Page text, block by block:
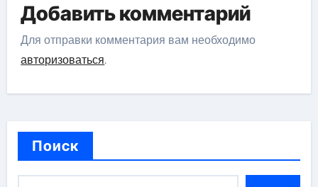
Добавить комментарий
Для отправки комментария вам необходимо
авторизоваться.
Поиск